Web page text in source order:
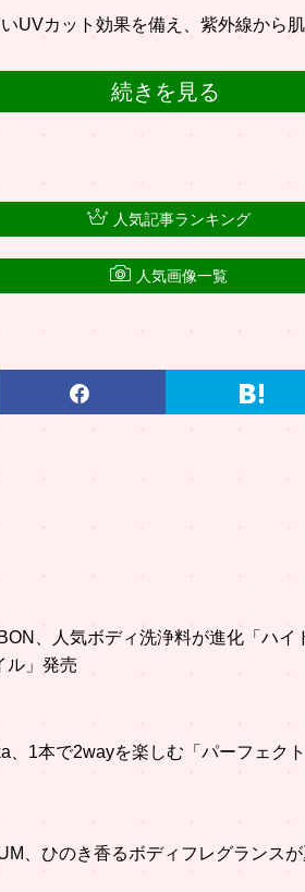
UVカット効果を備え、紫外線から
続きを見る
、人気ボディ洗浄料が進化「ハイ
ル」発売
、1本で2wayを楽しむ「パーフェク
、ひのき香るボディフレグランス
人気記事ランキング
人気画像一覧